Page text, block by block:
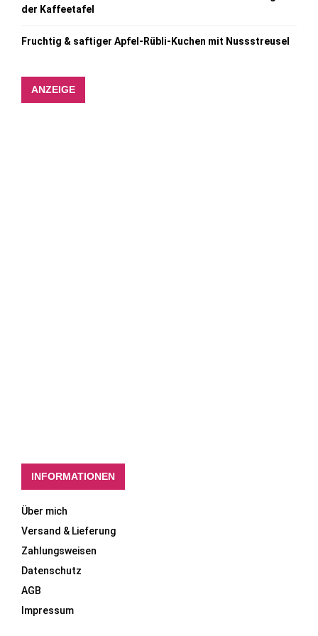
der Kaffeetafel
Fruchtig & saftiger Apfel-Rübli-Kuchen mit Nussstreusel
ANZEIGE
INFORMATIONEN
Über mich
Versand & Lieferung
Zahlungsweisen
Datenschutz
AGB
Impressum